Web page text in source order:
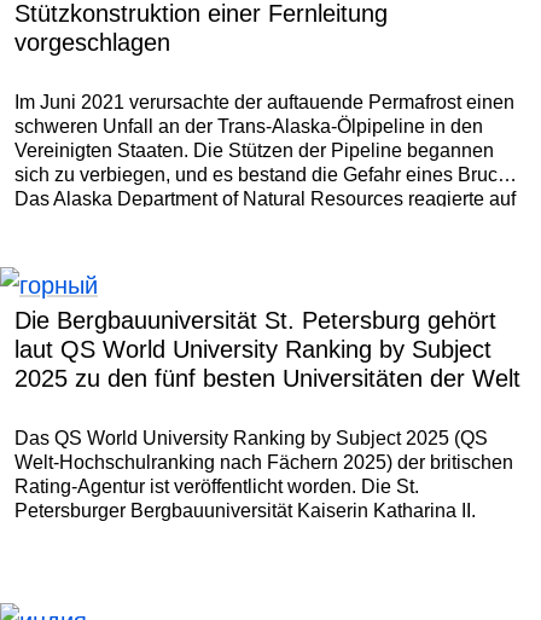
Stützkonstruktion einer Fernleitung
vorgeschlagen
Im Juni 2021 verursachte der auftauende Permafrost einen
schweren Unfall an der Trans-Alaska-Ölpipeline in den
Vereinigten Staaten. Die Stützen der Pipeline begannen
sich zu verbiegen, und es bestand die Gefahr eines Bruchs.
Das Alaska Department of Natural Resources reagierte auf
Die Bergbauuniversität St. Petersburg gehört
laut QS World University Ranking by Subject
2025 zu den fünf besten Universitäten der Welt
Das QS World University Ranking by Subject 2025 (QS
Welt-Hochschulranking nach Fächern 2025) der britischen
Rating-Agentur ist veröffentlicht worden. Die St.
Petersburger Bergbauuniversität Kaiserin Katharina II.